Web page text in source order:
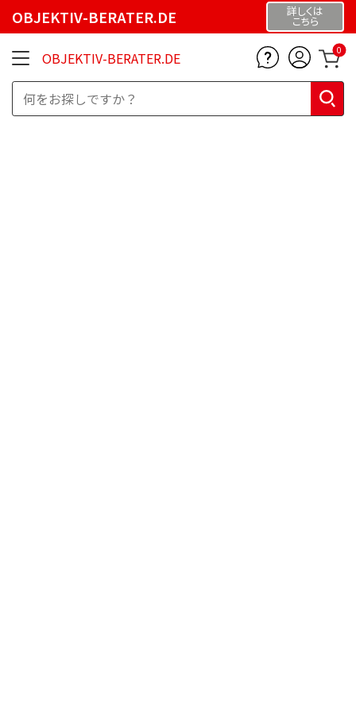
OBJEKTIV-BERATER.DE 詳しくは
こちら
OBJEKTIV-BERATER.DE 0